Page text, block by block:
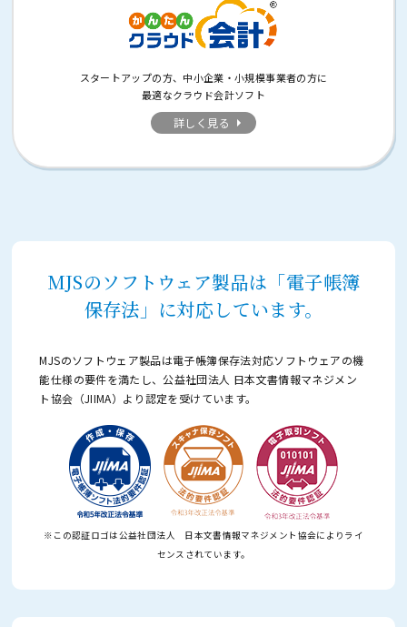
スタートアップの方、中小企業・小規模事業者の方に
最適なクラウド会計ソフト
詳しく見る
MJSのソフトウェア製品は「電子帳簿
保存法」に対応しています。
MJSのソフトウェア製品は電子帳簿保存法対応ソフトウェアの機
能仕様の要件を満たし、公益社団法人 日本文書情報マネジメン
ト協会（JIIMA）より認定を受けています。
※この認証ロゴは公益社団法人 日本文書情報マネジメント協会によりライ
センスされています。